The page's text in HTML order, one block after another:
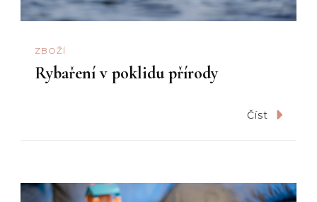
ZBOŽÍ
Rybaření v poklidu přírody
Číst